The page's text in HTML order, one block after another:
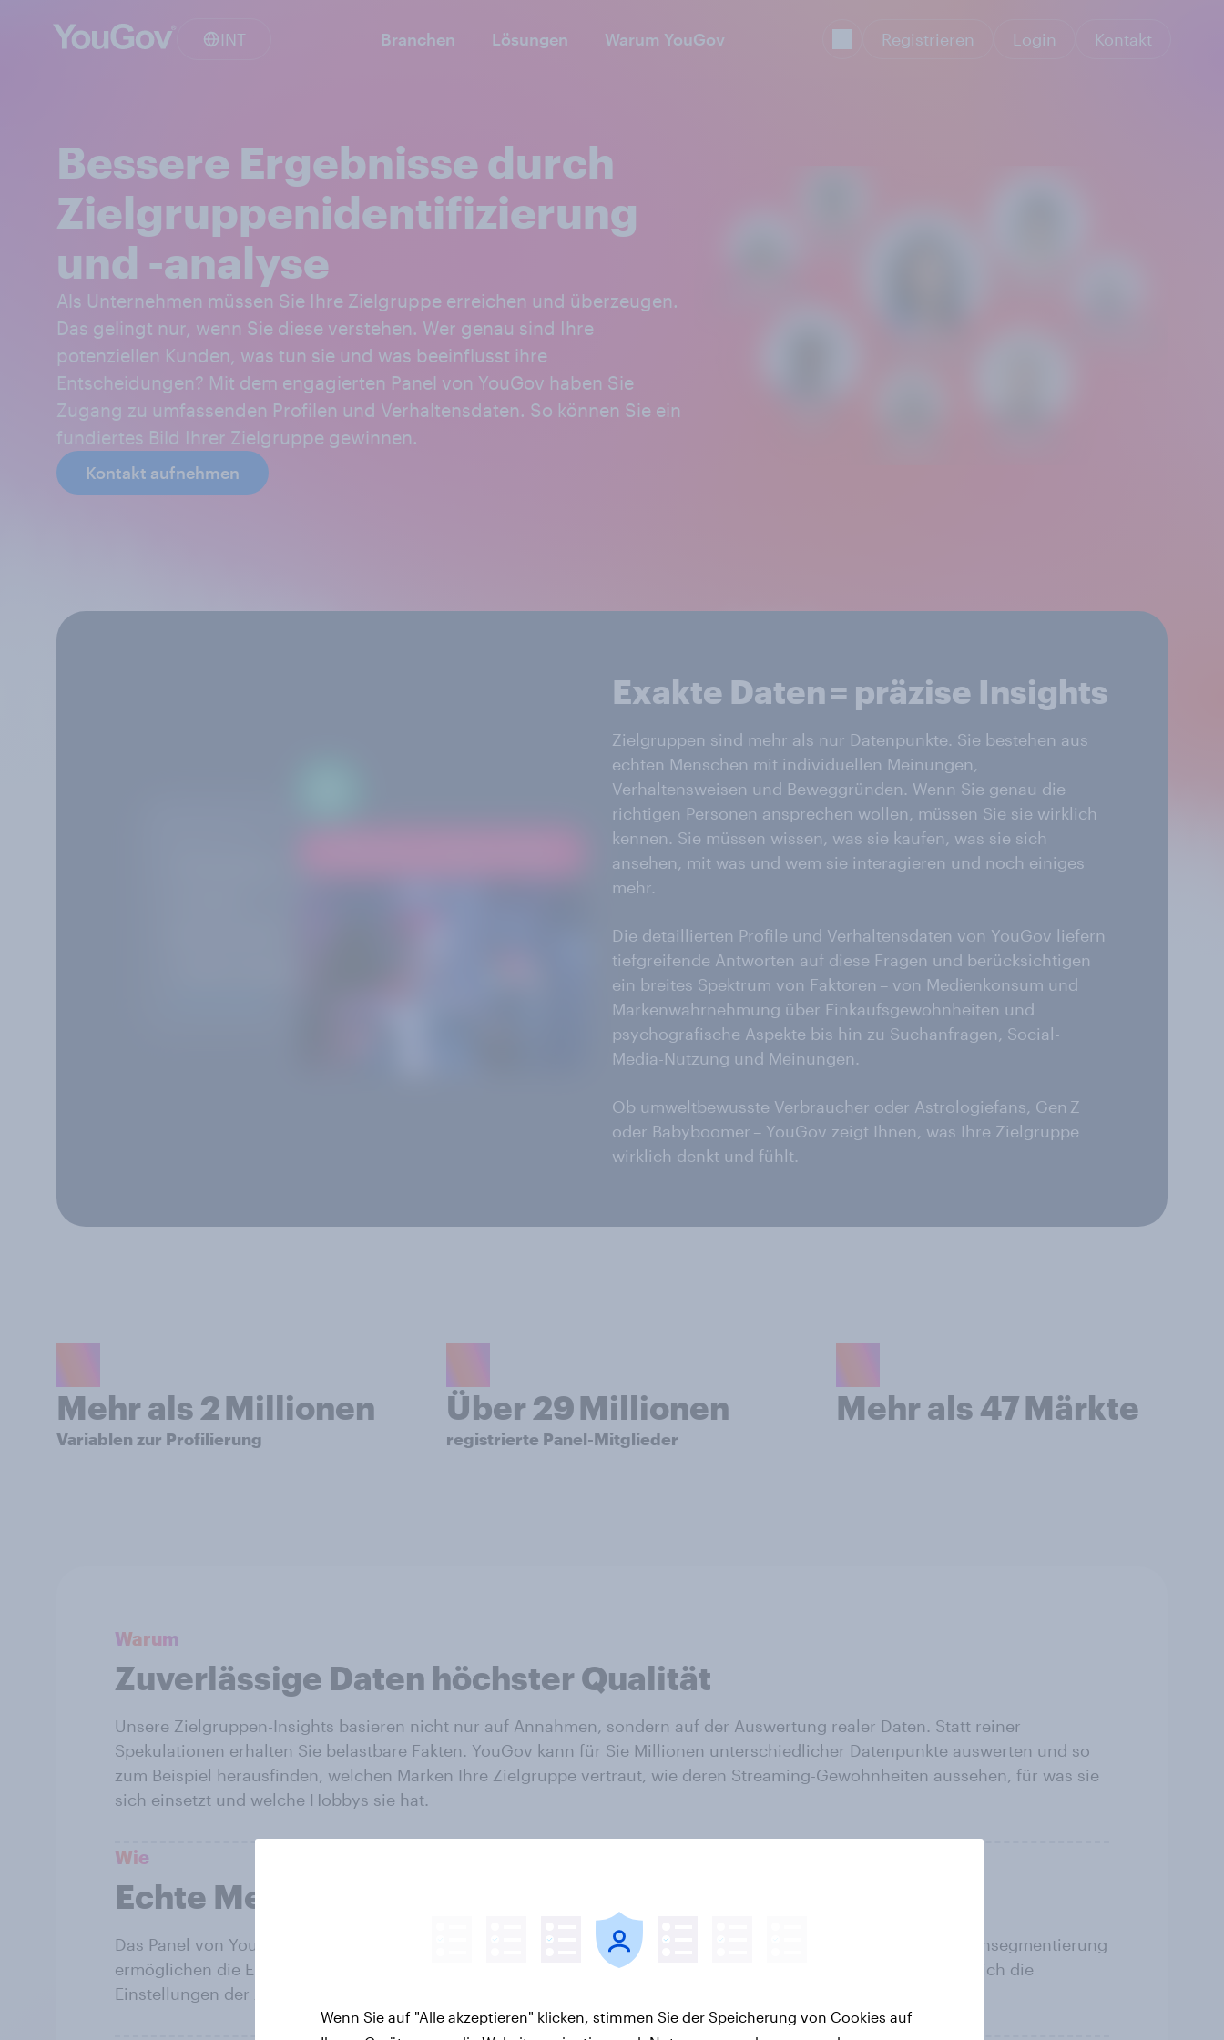
INT Branchen Lösungen Warum YouGov Registrieren Login Kontakt
Bessere Ergebnisse durch
Zielgruppenidentifizierung
und -analyse
Als Unternehmen müssen Sie Ihre Zielgruppe erreichen und überzeugen.
Das gelingt nur, wenn Sie diese verstehen. Wer genau sind Ihre
potenziellen Kunden, was tun sie und was beeinflusst ihre
Entscheidungen? Mit dem engagierten Panel von YouGov haben Sie
Zugang zu umfassenden Profilen und Verhaltensdaten. So können Sie ein
fundiertes Bild Ihrer Zielgruppe gewinnen.
Kontakt aufnehmen
Exakte Daten = präzise Insights
Zielgruppen sind mehr als nur Datenpunkte. Sie bestehen aus
echten Menschen mit individuellen Meinungen,
Verhaltensweisen und Beweggründen. Wenn Sie genau die
richtigen Personen ansprechen wollen, müssen Sie sie wirklich
kennen. Sie müssen wissen, was sie kaufen, was sie sich
ansehen, mit was und wem sie interagieren und noch einiges
mehr.
Die detaillierten Profile und Verhaltensdaten von YouGov liefern
tiefgreifende Antworten auf diese Fragen und berücksichtigen
ein breites Spektrum von Faktoren – von Medienkonsum und
Markenwahrnehmung über Einkaufsgewohnheiten und
psychografische Aspekte bis hin zu Suchanfragen, Social-
Media-Nutzung und Meinungen.
Ob umweltbewusste Verbraucher oder Astrologiefans, Gen Z
oder Babyboomer – YouGov zeigt Ihnen, was Ihre Zielgruppe
wirklich denkt und fühlt.
Mehr als 2 Millionen
Variablen zur Profilierung
Über 29 Millionen
registrierte Panel-Mitglieder
Mehr als 47 Märkte
Warum
Zuverlässige Daten höchster Qualität
Unsere Zielgruppen-Insights basieren nicht nur auf Annahmen, sondern auf der Auswertung realer Daten. Statt reiner
Spekulationen erhalten Sie belastbare Fakten. YouGov kann für Sie Millionen unterschiedlicher Datenpunkte auswerten und so
zum Beispiel herausfinden, welchen Marken Ihre Zielgruppe vertraut, wie deren Streaming-Gewohnheiten aussehen, für was sie
sich einsetzt und welche Hobbys sie hat.
Wie
Echte Menschen, authentische Perspektiven
Das Panel von YouGov ist repräsentativ, global aufgestellt und enorm engagiert. Unsere Tools für die Zielgruppensegmentierung
ermöglichen die Erfassung detaillierter Profile und Verhaltensdaten. So können Sie nachvollziehen, ob und wie sich die
Einstellungen der Zielkunden in ihrem konkreten Handeln widerspiegeln.
Wenn Sie auf "Alle akzeptieren" klicken, stimmen Sie der Speicherung von Cookies auf